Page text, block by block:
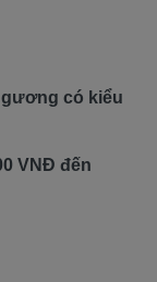
có kiểu
VNĐ đến